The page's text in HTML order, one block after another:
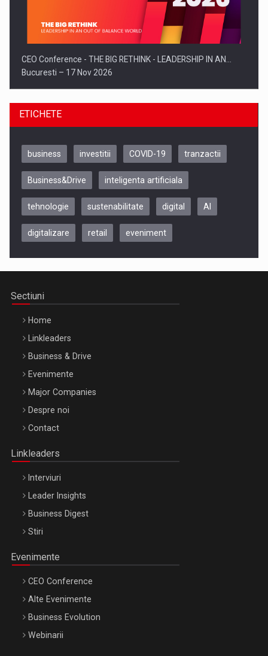
CEO Conference - THE BIG RETHINK - LEADERSHIP IN AN…
Bucuresti – 17 Nov 2026
Be Inspired. Make it Happen!, CLUJ, 9 Decembrie
Be Inspired. Make it Happen!, ARTEMIS LETO, ORADEA, 8
Octombrie
ETICHETE
business investitii COVID-19 tranzactii
Business&Drive inteligenta artificiala
tehnologie sustenabilitate digital AI
digitalizare retail eveniment
Sectiuni
Home
Linkleaders
Business & Drive
Evenimente
Major Companies
Despre noi
Contact
Linkleaders
Interviuri
Leader Insights
Business Digest
Stiri
Evenimente
CEO Conference
Alte Evenimente
Business Evolution
Webinarii